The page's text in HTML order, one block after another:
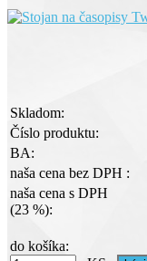
Skladom:
Číslo produktu:
BA:
naša cena bez DPH :
naša cena s DPH
(23 %):
do košíka: